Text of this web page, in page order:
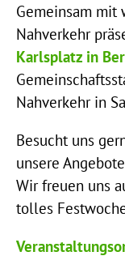
Gemeinsam mit
Nahverkehr
Karlsplatz in
Nahverkehr in
Besucht uns
unsere
Wir freuen uns
tolles